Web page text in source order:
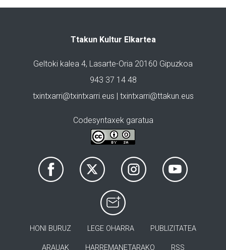
Ttakun Kultur Elkartea
Geltoki kalea 4, Lasarte-Oria 20160 Gipuzkoa
943 37 14 48
txintxarri@txintxarri.eus | txintxarri@ttakun.eus
Codesyntaxek garatua
HONI BURUZ LEGE OHARRA PUBLIZITATEA
ARAUAK HARREMANETARAKO RSS